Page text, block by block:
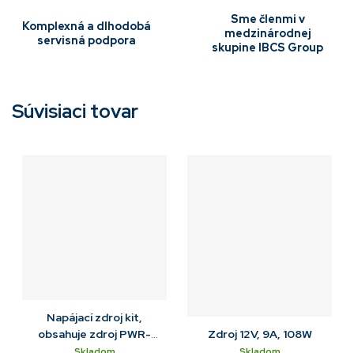
Komplexná a dlhodobá
servisná podpora
Sme členmi v
medzinárodnej
skupine IBCS Group
Súvisiaci tovar
Napájací zdroj kit,
obsahuje zdroj PWR-
Zdroj 12V, 9A, 108W